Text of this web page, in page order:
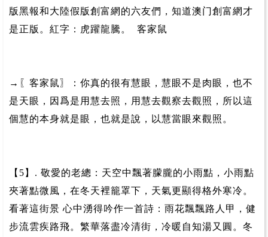
版黑報和大陸假版創富網的六友們，知道澳门創富網才
是正版。紅字：虎躍龍騰。 客家鼠
→〖客家鼠〗：你真的很有慧眼，慧眼不是肉眼，也不
是天眼，因爲是用慧去照，用慧去觀察去觀照，所以這
個慧的本身就是眼，也就是說，以慧當眼來觀照。
【5】. 敬愛的老總：天空中飄著朦朧的小雨點，小雨點
夾著點微風，在冬天裡籠罩下，天氣更顯得格外寒冷。
看著這街景 心中湧得吟作一首詩：雨花飄飄路人甲，健
步流雲疾路飛。繁華落盡冷清街，冷暖自知湯又圓。冬